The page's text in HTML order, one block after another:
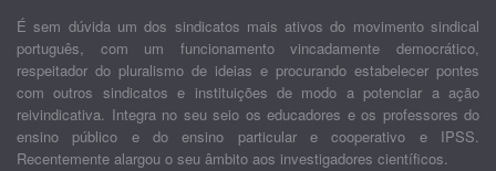
É sem dúvida um dos sindicatos mais ativos do movimento sindical
português, com um funcionamento vincadamente democrático,
respeitador do pluralismo de ideias e procurando estabelecer pontes
com outros sindicatos e instituições de modo a potenciar a ação
reivindicativa. Integra no seu seio os educadores e os professores do
ensino público e do ensino particular e cooperativo e IPSS.
Recentemente alargou o seu âmbito aos investigadores científicos.